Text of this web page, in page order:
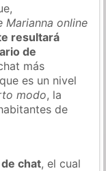
Marianna online
resultará
de
más
es un nivel
modo, la
de
chat, el cual